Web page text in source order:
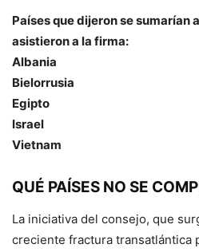
Países que dijeron se sumarían
asistieron a la firma:
Albania
Bielorrusia
Egipto
Israel
Vietnam
QUÉ PAÍSES NO SE
La iniciativa del consejo, que
creciente fractura transatlántica